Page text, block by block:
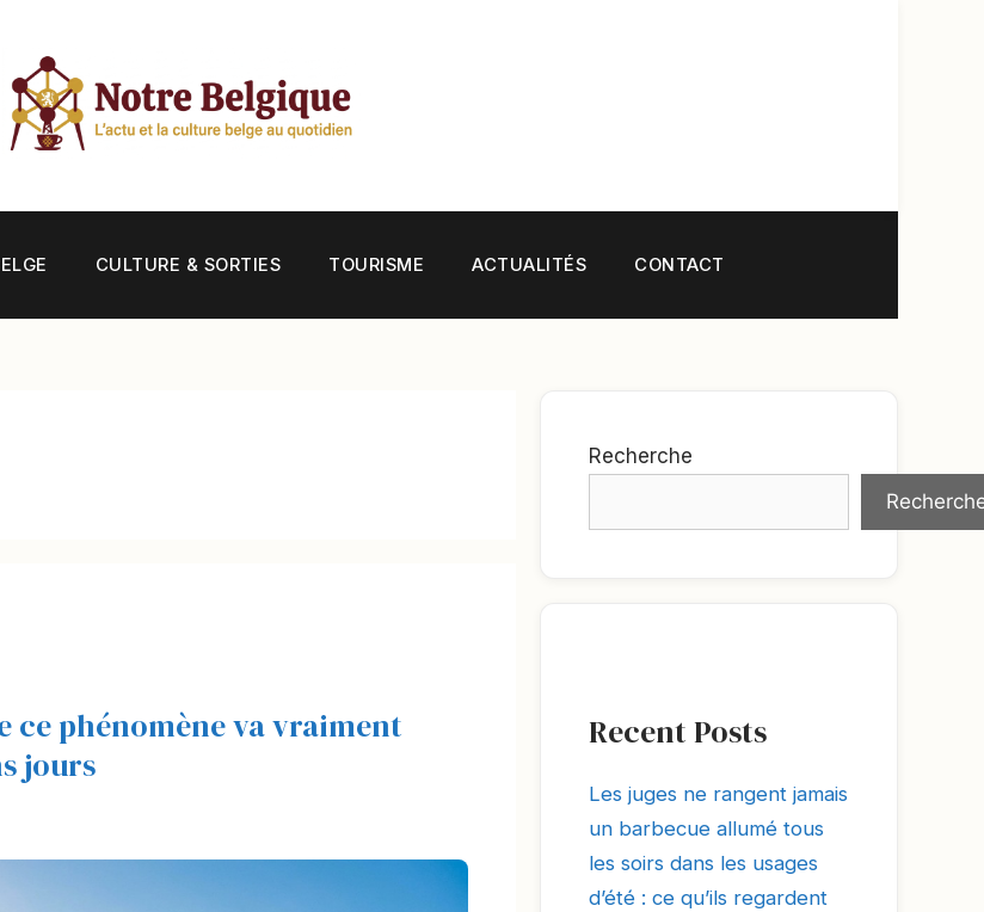
CULTURE & SORTIES TOURISME ACTUALITÉS CONTACT
ce phénomène va vraiment
jours
Recherche
Recent Posts
Les juges ne rangent jamais
un barbecue allumé tous
les soirs dans les usages
d’été : ce qu’ils regardent